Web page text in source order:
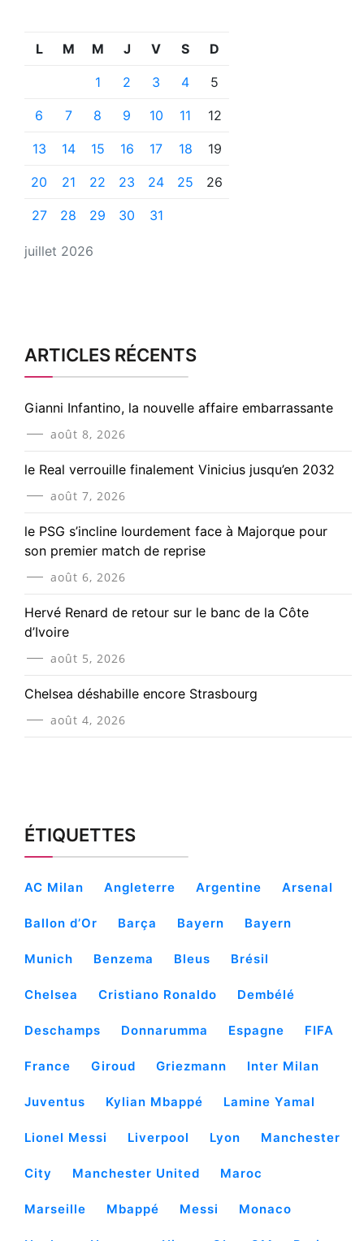
juillet 2026
L M M J V S D
1 2 3 4 5
6 7 8 9 10 11 12
13 14 15 16 17 18 19
20 21 22 23 24 25 26
27 28 29 30 31
ARTICLES RÉCENTS
Gianni Infantino, la nouvelle affaire embarrassante
août 8, 2026
le Real verrouille finalement Vinicius jusqu’en 2032
août 7, 2026
le PSG s’incline lourdement face à Majorque pour
son premier match de reprise
août 6, 2026
Hervé Renard de retour sur le banc de la Côte
d’Ivoire
août 5, 2026
Chelsea déshabille encore Strasbourg
août 4, 2026
ÉTIQUETTES
AC Milan Angleterre Argentine Arsenal
Ballon d’Or Barça Bayern Bayern
Munich Benzema Bleus Brésil
Chelsea Cristiano Ronaldo Dembélé
Deschamps Donnarumma Espagne FIFA
France Giroud Griezmann Inter Milan
Juventus Kylian Mbappé Lamine Yamal
Lionel Messi Liverpool Lyon Manchester
City Manchester United Maroc
Marseille Mbappé Messi Monaco